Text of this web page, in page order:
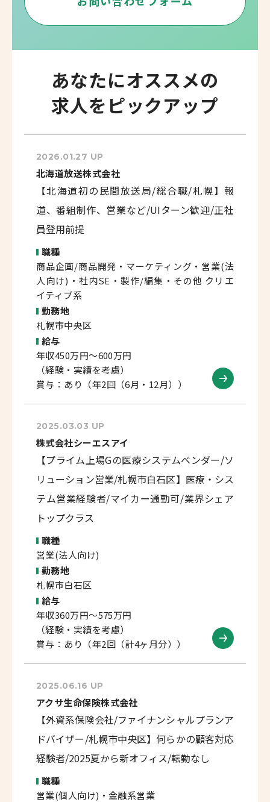
あなたにオススメの
求人をピックアップ
2026.01.27 UP
北海道放送株式会社
【北海道初の民間放送局/総合職/札幌】報
道、番組制作、営業など/UIターン歓迎/正社
員登用前提
職種
商品企画/商品開発・マーケティング・営業(法
人向け)・社内SE・製作/編集・その他 クリエ
イティブ系
勤務地
札幌市中央区
給与
年収450万円～600万円
（経験・実績を考慮）
賞与：あり（年2回（6月・12月））
2025.03.03 UP
株式会社シーエスアイ
【プライム上場Gの医療システムベンダー/ソ
リューション営業/札幌市白石区】医療・シス
テム営業経験者/マイカー通勤可/業界シェア
トップクラス
職種
営業(法人向け)
勤務地
札幌市白石区
給与
年収360万円～575万円
（経験・実績を考慮）
賞与：あり（年2回（計4ヶ月分））
2025.06.16 UP
アクサ生命保険株式会社
【外資系保険会社/ファイナンシャルプランア
ドバイザー/札幌市中央区】何らかの顧客対応
経験者/2025夏から新オフィス/転勤なし
職種
営業(個人向け)・金融系営業